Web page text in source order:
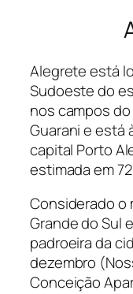
Alegrete está
Sudoeste do
nos campos
Guarani e está
capital Porto
estimada em
Considerado o
Grande do Sul
padroeira da
dezembro
Conceição